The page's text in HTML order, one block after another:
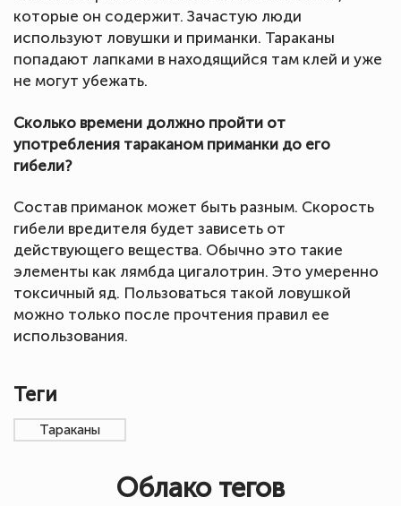
которые он содержит. Зачастую люди
используют ловушки и приманки. Тараканы
попадают лапками в находящийся там клей и уже
не могут убежать.
Сколько времени должно пройти от
употребления тараканом приманки до его
гибели?
Состав приманок может быть разным. Скорость
гибели вредителя будет зависеть от
действующего вещества. Обычно это такие
элементы как лямбда цигалотрин. Это умеренно
токсичный яд. Пользоваться такой ловушкой
можно только после прочтения правил ее
использования.
Теги
Тараканы
Облако тегов